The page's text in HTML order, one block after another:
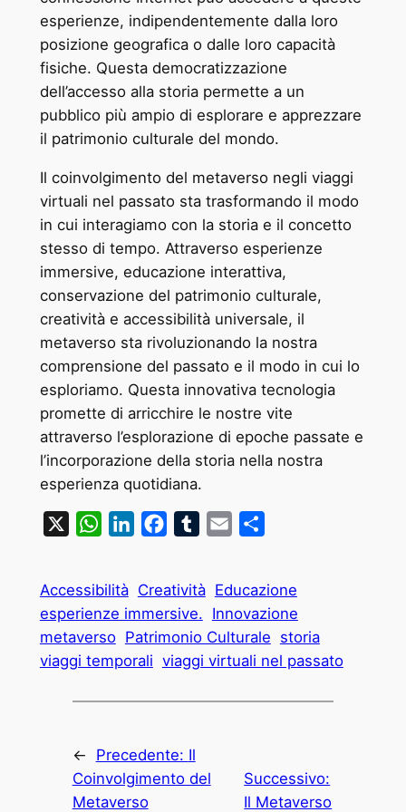
esperienze, indipendentemente dalla loro
posizione geografica o dalle loro capacità
fisiche. Questa democratizzazione
dell’accesso alla storia permette a un
pubblico più ampio di esplorare e apprezzare
il patrimonio culturale del mondo.
Il coinvolgimento del metaverso negli viaggi
virtuali nel passato sta trasformando il modo
in cui interagiamo con la storia e il concetto
stesso di tempo. Attraverso esperienze
immersive, educazione interattiva,
conservazione del patrimonio culturale,
creatività e accessibilità universale, il
metaverso sta rivoluzionando la nostra
comprensione del passato e il modo in cui lo
esploriamo. Questa innovativa tecnologia
promette di arricchire le nostre vite
attraverso l’esplorazione di epoche passate e
l’incorporazione della storia nella nostra
esperienza quotidiana.
WhatsAppLinkedInFacebookTumblrEmail
Accessibilità Creatività Educazione
esperienze immersive. Innovazione
metaverso Patrimonio Culturale storia
viaggi temporali viaggi virtuali nel passato
← Precedente: Il
Coinvolgimento del
Metaverso
Successivo:
Il Metaverso